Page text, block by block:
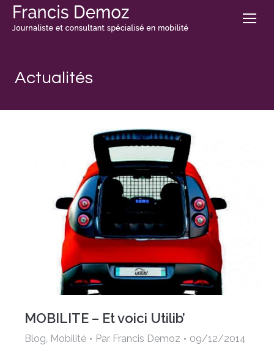
MOBILITE – Et voici Utilib’
Blog Mobilité Par Francis Demoz 09/12/2014